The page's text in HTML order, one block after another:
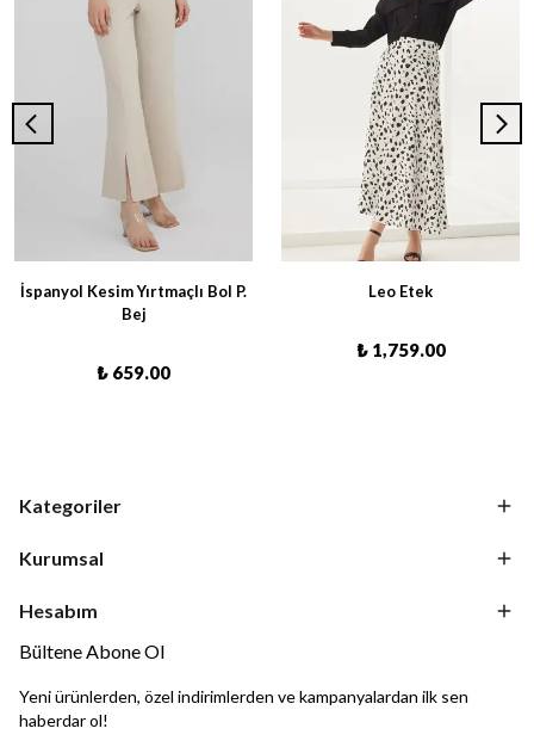
İspanyol Kesim Yırtmaçlı Bol P.
Bej
₺ 659.00
Leo Etek
₺ 1,759.00
Kategoriler
Kurumsal
Hesabım
Bültene Abone Ol
Yeni ürünlerden, özel indirimlerden ve kampanyalardan ilk sen
haberdar ol!